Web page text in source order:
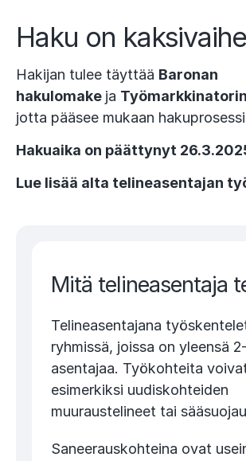
Haku on
Hakijan tulee täyttää Baronan
hakulomake ja
jotta pääsee mukaan
Hakuaika on päättynyt
Lue lisää alta telineasentajan
Mitä telineasentaja
Telineasentajana
ryhmissä, joissa on yleensä
asentajaa. Työkohteita
esimerkiksi uudiskohteiden
muuraustelineet tai
Saneerauskohteina ovat